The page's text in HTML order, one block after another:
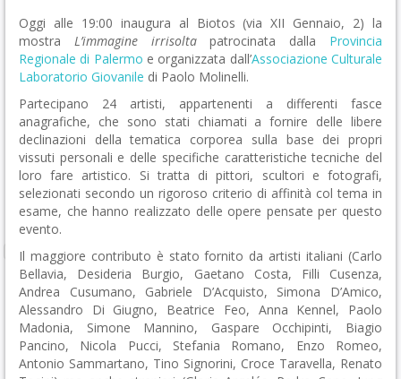
Oggi alle 19:00 inaugura al Biotos (via XII Gennaio, 2) la
mostra L’immagine irrisoltapatrocinata dalla Provincia
Regionale di Palermo e organizzata dall’Associazione Culturale
Laboratorio Giovanile di Paolo Molinelli.
Partecipano 24 artisti, appartenenti a differenti fasce
anagrafiche, che sono stati chiamati a fornire delle libere
declinazioni della tematica corporea sulla base dei propri
vissuti personali e delle specifiche caratteristiche tecniche del
loro fare artistico. Si tratta di pittori, scultori e fotografi,
selezionati secondo un rigoroso criterio di affinità col tema in
esame, che hanno realizzato delle opere pensate per questo
evento.
Il maggiore contributo è stato fornito da artisti italiani (Carlo
Bellavia, Desideria Burgio, Gaetano Costa, Filli Cusenza,
Andrea Cusumano, Gabriele D’Acquisto, Simona D’Amico,
Alessandro Di Giugno, Beatrice Feo, Anna Kennel, Paolo
Madonia, Simone Mannino, Gaspare Occhipinti, Biagio
Pancino, Nicola Pucci, Stefania Romano, Enzo Romeo,
Antonio Sammartano, Tino Signorini, Croce Taravella, Renato